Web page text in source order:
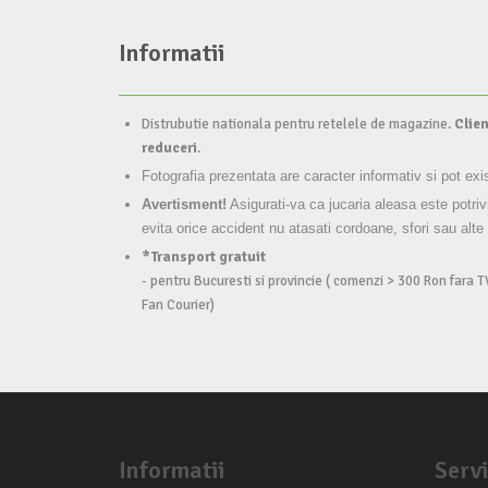
Informatii
Distrubutie nationala pentru retelele de magazine.
reduceri.
Fotografia prezentata are caracter informativ si pot
Avertisment! Asigurati-va ca jucaria aleasa este
evita orice accident nu atasati cordoane, sfori sau
*Transport gratuit
- pentru Bucuresti si provincie ( comenzi > 300 Ron fara
Fan Courier)
Informatii